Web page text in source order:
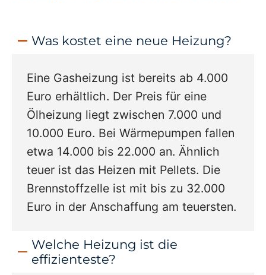
Was kostet eine neue Heizung?
Eine Gasheizung ist bereits ab 4.000
Euro erhältlich. Der Preis für eine
Ölheizung liegt zwischen 7.000 und
10.000 Euro. Bei Wärmepumpen fallen
etwa 14.000 bis 22.000 an. Ähnlich
teuer ist das Heizen mit Pellets. Die
Brennstoffzelle ist mit bis zu 32.000
Euro in der Anschaffung am teuersten.
Welche Heizung ist die
effizienteste?